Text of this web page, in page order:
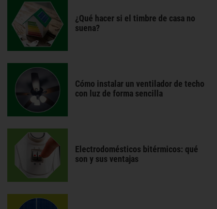
¿Qué hacer si el timbre de casa no
suena?
Cómo instalar un ventilador de techo
con luz de forma sencilla
Electrodomésticos bitérmicos: qué
son y sus ventajas